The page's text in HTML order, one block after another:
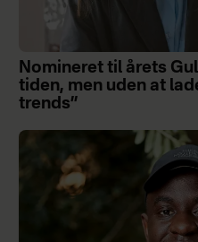
Nomineret til årets
tiden, men uden at
trends”